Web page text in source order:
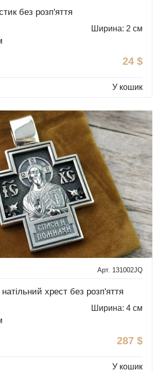
без розп'яття
Ширина: 2 см
24 $
У кошик
Арт. 131002JQ
хрест без розп'яття
Ширина: 4 см
287 $
У кошик